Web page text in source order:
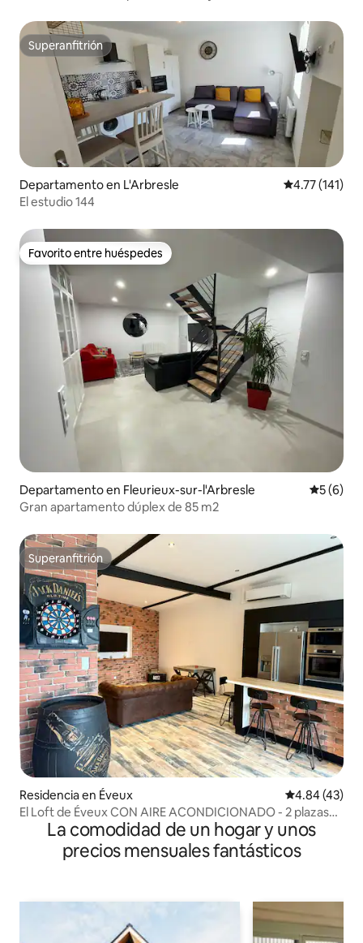
Superanfitrión
Superanfitrión
Departamento en L'Arbresle Calificación
4.77 (141)
El estudio 144
Favorito entre huéspedes
Favorito entre huéspedes
Departamento en Fleurieux-sur-l'Arbresle
5 (6)
Gran apartamento dúplex de 85 m2
Superanfitrión
Superanfitrión
Residencia en Éveux Calificación
4.84 (43)
El Loft de Éveux CON AIRE ACONDICIONADO - 2 plazas
de estacionamiento
La comodidad de un hogar y unos
precios mensuales fantásticos